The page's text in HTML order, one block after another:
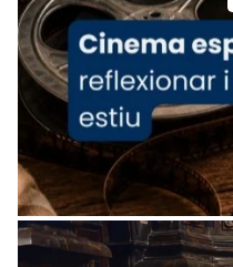
Arquebisbat de
1 week ago
«Avui les santes
ajuden a alçar la
Mons. Sergi Gordo,
presidit aquest 27
Santes de Mataró.
🔗 tinyurl.com/